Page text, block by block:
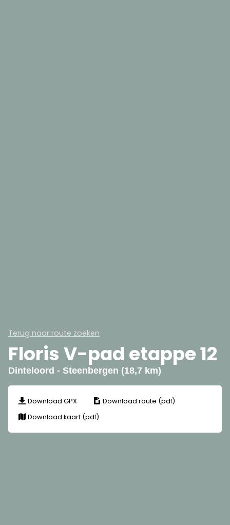
Terug naar route zoeken
Floris V-pad etappe 12
Dinteloord - Steenbergen (18,7 km)
Download GPX
Download route (pdf)
Download kaart (pdf)